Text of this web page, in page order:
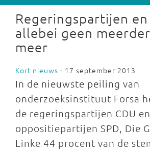
Regeringspartijen
allebei geen
meer
Kort nieuws - 17 september 2013
In de nieuwste peiling van
onderzoeksinstituut Forsa
de regeringspartijen CDU
oppositiepartijen SPD, Die
Linke 44 procent van de